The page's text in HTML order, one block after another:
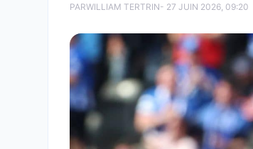
PARWILLIAM TERTRIN- 27 JUIN 2026, 09:20